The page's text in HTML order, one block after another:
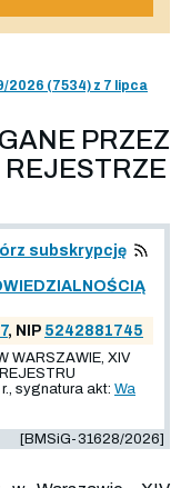
2026 (7534) z 7 lipca
PRZEZ
REJESTRZE
subskrypcję
, NIP 5242881745
WARSZAWIE, XIV
sygnatura akt: Wa
[BMSiG-31628/2026]